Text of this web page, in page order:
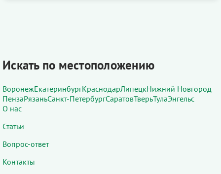
Искать по местоположению
ВоронежЕкатеринбургКраснодарЛипецкНижний Новгород
ПензаРязаньСанкт-ПетербургСаратовТверьТулаЭнгельс
О нас
Статьи
Вопрос-ответ
Контакты